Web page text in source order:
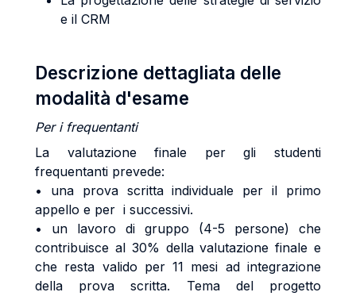
e il CRM
Descrizione dettagliata delle
modalità d'esame
Per i frequentanti
La valutazione finale per gli studenti
frequentanti prevede:
• una prova scritta individuale per il primo
appello e per i successivi.
• un lavoro di gruppo (4-5 persone) che
contribuisce al 30% della valutazione finale e
che resta valido per 11 mesi ad integrazione
della prova scritta. Tema del progetto